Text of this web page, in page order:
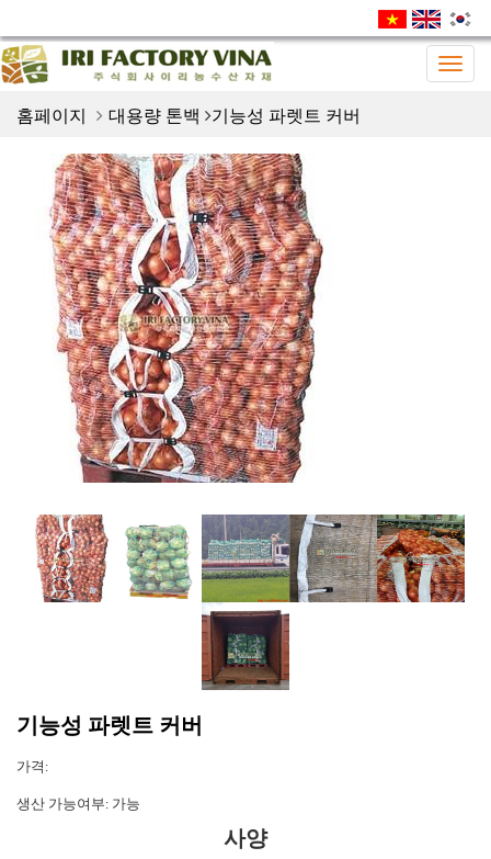
홈페이지
대용량 톤백 기능성 파렛트 커버
기능성 파렛트 커버
가격:
생산 가능여부: 가능
사양